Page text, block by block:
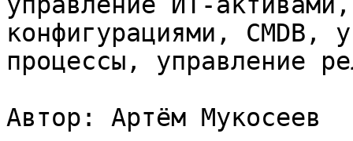
конфигурациями, CMDB,
процессы, управление
Автор: Артём Мукосеев